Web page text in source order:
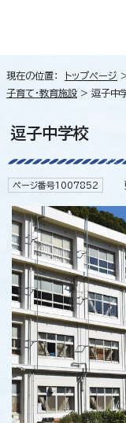
現在の位置： トップページ
子育て・教育施設 > 逗子中
逗子中学校
ページ番号1007852